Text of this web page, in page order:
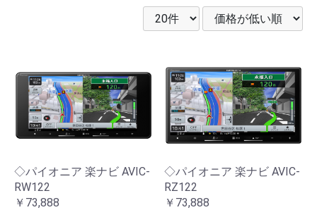
◇パイオニア 楽ナビ AVIC-
RW122
￥73,888
◇パイオニア 楽ナビ AVIC-
RZ122
￥73,888